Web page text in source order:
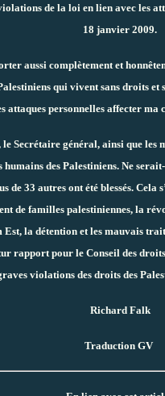
de la loi en lien avec les
18 janvier 2009.
aussi complètement et
qui vivent sans droits
attaques personnelles affecter
Secrétaire général, ainsi que
des Palestiniens. Ne
de 33 autres ont été blessés.
de familles palestiniennes, la
la détention et les mauvais
rapport pour le Conseil des
violations des droits des
Richard Falk
Traduction GV